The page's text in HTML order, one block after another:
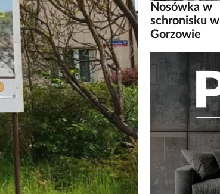
Nosówka w
schronisku w
Gorzowie